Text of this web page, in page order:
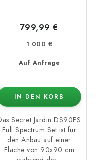
Auf Anfrage
799,99 €
1 000 €
IN DEN KORB
Secret Jardin DS90FS
Full Spectrum Set ist für
den Anbau auf einer
Fläche von 90x90 cm